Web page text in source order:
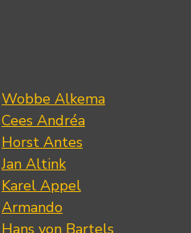
Wobbe Alkema
Cees Andréa
Horst Antes
Jan Altink
Karel Appel
Armando
Hans von Bartels